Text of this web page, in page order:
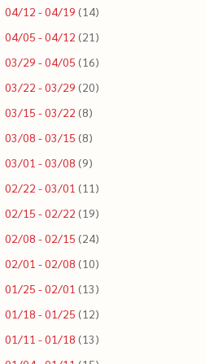
04/12 - 04/19 (14)
04/05 - 04/12 (21)
03/29 - 04/05 (16)
03/22 - 03/29 (20)
03/15 - 03/22 (8)
03/08 - 03/15 (8)
03/01 - 03/08 (9)
02/22 - 03/01 (11)
02/15 - 02/22 (19)
02/08 - 02/15 (24)
02/01 - 02/08 (10)
01/25 - 02/01 (13)
01/18 - 01/25 (12)
01/11 - 01/18 (13)